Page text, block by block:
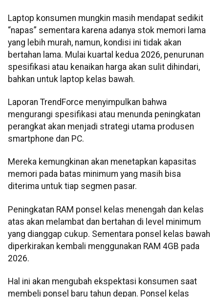
Laptop konsumen mungkin masih mendapat sedikit
“napas” sementara karena adanya stok memori lama
yang lebih murah, namun, kondisi ini tidak akan
bertahan lama. Mulai kuartal kedua 2026, penurunan
spesifikasi atau kenaikan harga akan sulit dihindari,
bahkan untuk laptop kelas bawah.
Laporan TrendForce menyimpulkan bahwa
mengurangi spesifikasi atau menunda peningkatan
perangkat akan menjadi strategi utama produsen
smartphone dan PC.
Mereka kemungkinan akan menetapkan kapasitas
memori pada batas minimum yang masih bisa
diterima untuk tiap segmen pasar.
Peningkatan RAM ponsel kelas menengah dan kelas
atas akan melambat dan bertahan di level minimum
yang dianggap cukup. Sementara ponsel kelas bawah
diperkirakan kembali menggunakan RAM 4GB pada
2026.
Hal ini akan mengubah ekspektasi konsumen saat
membeli ponsel baru tahun depan. Ponsel kelas